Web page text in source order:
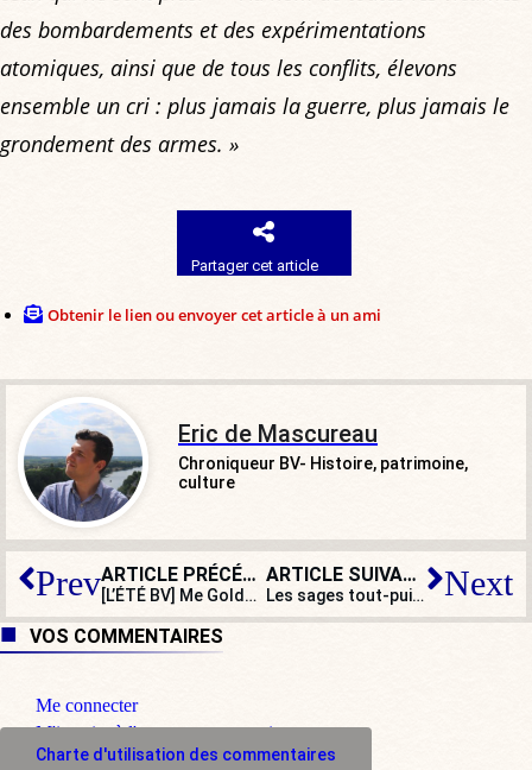
des bombardements et des expérimentations
atomiques, ainsi que de tous les conflits, élevons
ensemble un cri : plus jamais la guerre, plus jamais le
grondement des armes. »
Partager cet article
Obtenir le lien ou envoyer cet article à un ami
Eric de Mascureau
Chroniqueur BV- Histoire, patrimoine,
culture
Prev ARTICLE PRÉCÉDENT
[L’ÉTÉ BV] Me Goldnadel dans les geôles wokistes : lecture jouissive assurée
ARTICLE SUIVANT
Les sages tout-puissants Next
VOS COMMENTAIRES
Me connecter
M'inscrire à l'espace commentaire
Charte d'utilisation des commentaires